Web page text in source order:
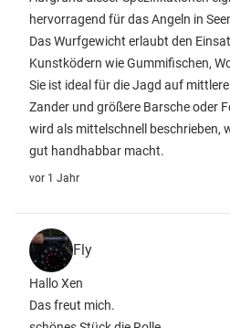
hervorragend für das Angeln in
Das Wurfgewicht erlaubt den
Kunstködern wie Gummifischen,
Sie ist ideal für die Jagd auf
Zander und größere Barsche oder
wird als mittelschnell beschrieben,
gut handhabbar macht.
vor 1 Jahr
Fly
Hallo Xen
Das freut mich.